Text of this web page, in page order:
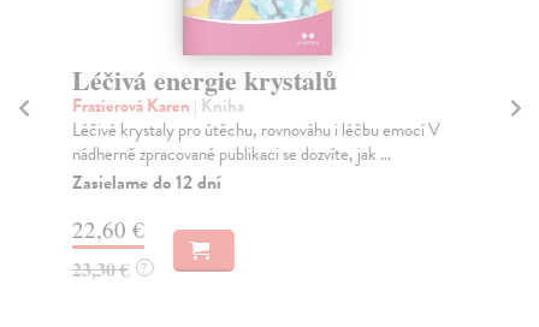
Léčivá energie krystalů
Frazierová Karen | Kniha
Léčivé krystaly pro útěchu, rovnováhu i léčbu emocí V
nádherně zpracované publikaci se dozvíte, jak ...
Zasielame do 12 dní
22,60 €
23,30 € ?